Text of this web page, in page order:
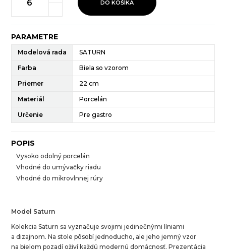
DO KOŠÍKA
PARAMETRE
Modelová rada SATURN
Farba Biela so vzorom
Priemer 22 cm
Materiál Porcelán
Určenie Pre gastro
POPIS
Vysoko odolný porcelán
Vhodné do umývačky riadu
Vhodné do mikrovlnnej rúry
Model Saturn
Kolekcia Saturn sa vyznačuje svojimi jedinečnými líniami
a dizajnom. Na stole pôsobí jednoducho, ale jeho jemný vzor
na bielom pozadí oživí každú modernú domácnosť. Prezentácia